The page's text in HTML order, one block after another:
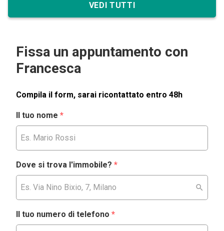
VEDI TUTTI
Fissa un appuntamento con
Francesca
Compila il form, sarai ricontattato entro 48h
Il tuo nome *
Dove si trova l'immobile? *
Il tuo numero di telefono *